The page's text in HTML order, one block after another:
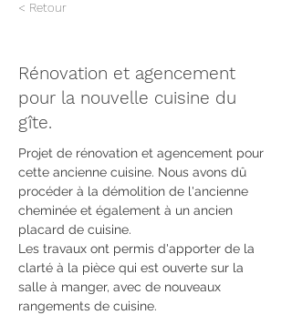
< Retour
Rénovation et agencement
pour la nouvelle cuisine du
gîte.
Projet de rénovation et agencement pour
cette ancienne cuisine. Nous avons dû
procéder à la démolition de l'ancienne
cheminée et également à un ancien
placard de cuisine.
Les travaux ont permis d'apporter de la
clarté à la pièce qui est ouverte sur la
salle à manger, avec de nouveaux
rangements de cuisine.